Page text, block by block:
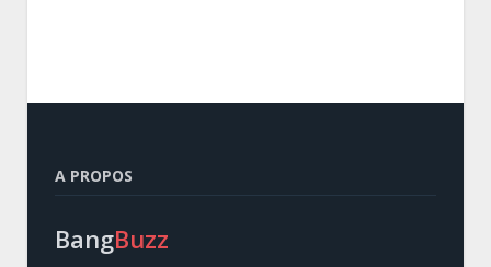
A PROPOS
BangBuzz